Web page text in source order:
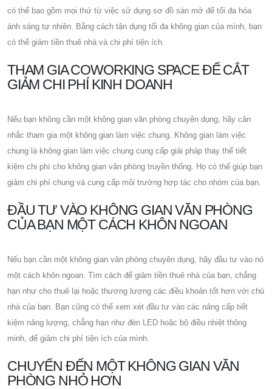
có thể bao gồm mọi thứ từ việc sử dụng sơ đồ sàn mở để tối đa hóa
ánh sáng tự nhiên. Bằng cách tận dụng tối đa không gian của mình, bạn
có thể giảm tiền thuê nhà và chi phí tiện ích.
THAM GIA COWORKING SPACE ĐỂ CẮT
GIẢM CHI PHÍ KINH DOANH
Nếu bạn không cần một không gian văn phòng chuyên dụng, hãy cân
nhắc tham gia một không gian làm việc chung. Không gian làm việc
chung là không gian làm việc chung cung cấp giải pháp thay thế tiết
kiệm chi phí cho không gian văn phòng truyền thống. Họ có thể giúp bạn
giảm chi phí chung và cung cấp môi trường hợp tác cho nhóm của bạn.
ĐẦU TƯ VÀO KHÔNG GIAN VĂN PHÒNG
CỦA BẠN MỘT CÁCH KHÔN NGOAN
Nếu bạn cần một không gian văn phòng chuyên dụng, hãy đầu tư vào nó
một cách khôn ngoan. Tìm cách để giảm tiền thuê nhà của bạn, chẳng
hạn như cho thuê lại hoặc thương lượng các điều khoản tốt hơn với chủ
nhà của bạn. Bạn cũng có thể xem xét đầu tư vào các nâng cấp tiết
kiệm năng lượng, chẳng hạn như đèn LED hoặc bộ điều nhiệt thông
minh, để giảm chi phí tiện ích của mình.
CHUYỂN ĐẾN MỘT KHÔNG GIAN VĂN
PHÒNG NHỎ HƠN